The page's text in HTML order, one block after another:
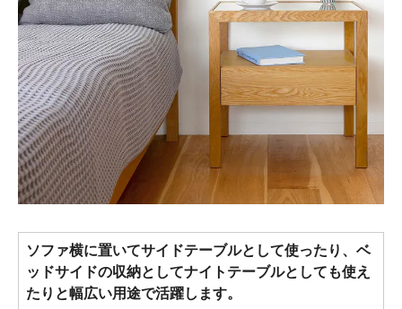
ソファ横に置いてサイドテーブルとして使ったり、ベ
ッドサイドの収納としてナイトテーブルとしても使え
たりと幅広い用途で活躍します。